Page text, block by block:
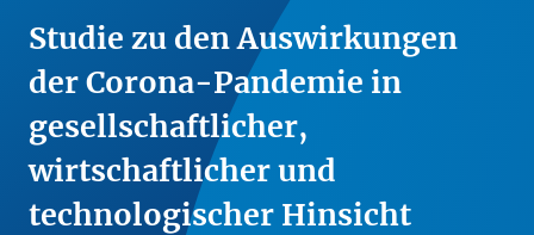
Studie zu den Auswirkungen
der Corona-Pandemie in
gesellschaftlicher,
wirtschaftlicher und
technologischer Hinsicht